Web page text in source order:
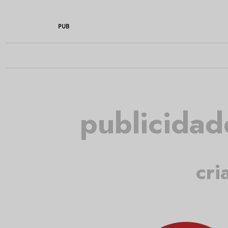
PUB